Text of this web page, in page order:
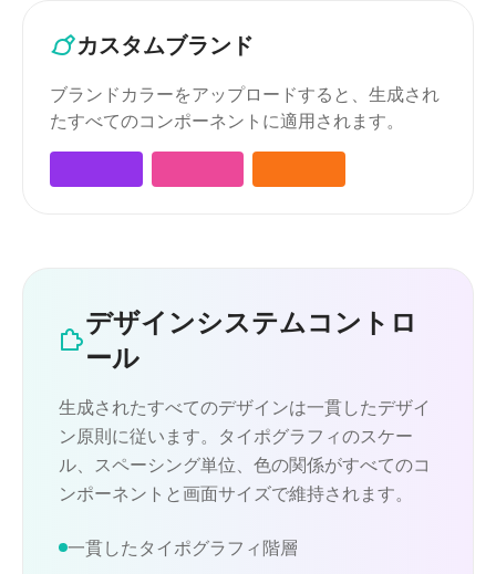
カスタムブランド
ブランドカラーをアップロードすると、生成され
たすべてのコンポーネントに適用されます。
デザインシステムコントロ
ール
生成されたすべてのデザインは一貫したデザイ
ン原則に従います。タイポグラフィのスケー
ル、スペーシング単位、色の関係がすべてのコ
ンポーネントと画面サイズで維持されます。
一貫したタイポグラフィ階層